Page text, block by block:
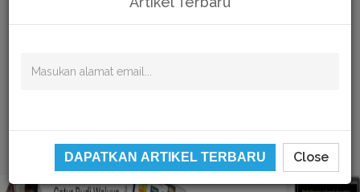
DAPATKAN ARTIKEL TERBARU Close